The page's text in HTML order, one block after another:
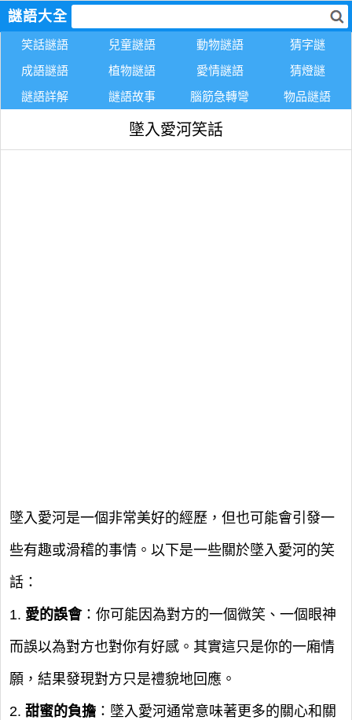
謎語大全
笑話謎語 兒童謎語 動物謎語
猜字謎
成語謎語
植物謎語 愛情謎語
猜燈謎
謎語詳解
謎語故事 腦筋急轉彎 物品謎語
墜入愛河笑話
墜入愛河是一個非常美好的經歷，但也可能會引發一
些有趣或滑稽的事情。以下是一些關於墜入愛河的笑
話：
1. 愛的誤會：你可能因為對方的一個微笑、一個眼神
而誤以為對方也對你有好感。其實這只是你的一廂情
願，結果發現對方只是禮貌地回應。
2. 甜蜜的負擔 ：墜入愛河通常意味著更多的關心和關